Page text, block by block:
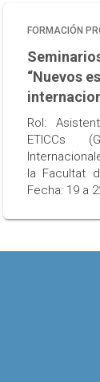
FORMACIÓN
“Nuevos
Rol:
ETICCs
la Facultat
Fecha: 19 a